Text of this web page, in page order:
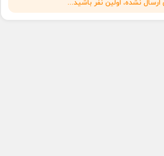
ارسال نشده، اولین نفر باشید...